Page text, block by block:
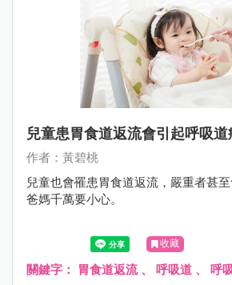
兒童患胃食道返流會引起呼吸道
作者：黃碧桃
兒童也會罹患胃食道返流，嚴重者甚
爸媽千萬要小心。
收藏
關鍵字： 胃食道返流、 呼吸道 、 呼